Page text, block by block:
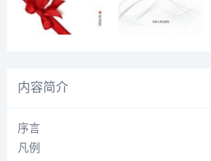
内容简介
序言
凡例